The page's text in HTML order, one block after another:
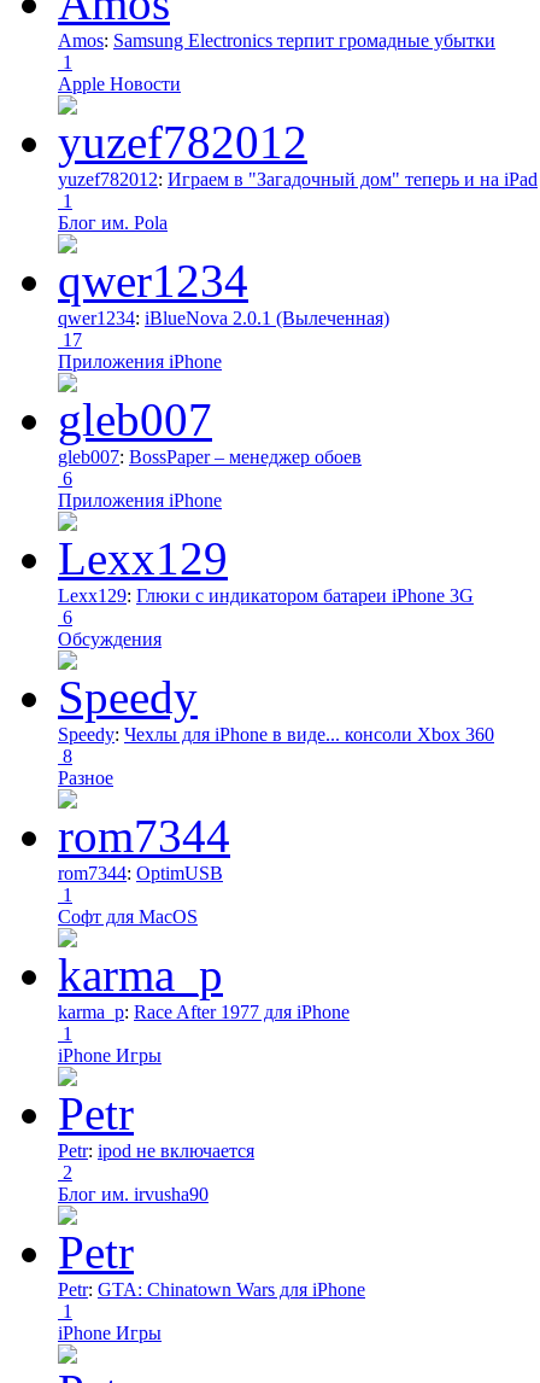
Amos: Samsung Electronics терпит громадные убытки
1
Apple Новости
yuzef782012: Играем в "Загадочный дом" теперь и на iPad
1
Блог им. Pola
qwer1234: iBlueNova 2.0.1 (Вылеченная)
17
Приложения iPhone
gleb007: BossPaper – менеджер обоев
6
Приложения iPhone
Lexx129: Глюки с индикатором батареи iPhone 3G
6
Обсуждения
Speedy: Чехлы для iPhone в виде... консоли Xbox 360
8
Разное
rom7344: OptimUSB
1
Софт для MacOS
karma_p: Race After 1977 для iPhone
1
iPhone Игры
Petr: ipod не включается
2
Блог им. irvusha90
Petr: GTA: Chinatown Wars для iPhone
1
iPhone Игры